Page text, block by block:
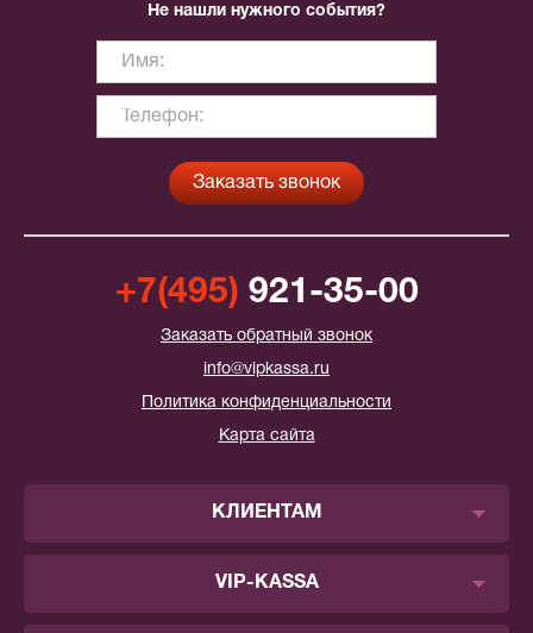
Не нашли нужного события?
+7(495) 921-35-00
Заказать обратный звонок
info@vipkassa.ru
Политика конфиденциальности
Карта сайта
КЛИЕНТАМ
VIP-KASSA